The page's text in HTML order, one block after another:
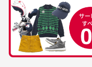
30代男性
中古ゴルフウェア
品揃えがすごい
すが、経年により素
生じている場合がご
銀行振込（前払